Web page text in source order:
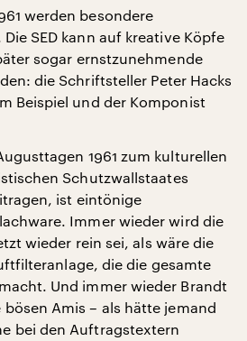
werden besondere
SED kann auf kreative Köpfe
sogar ernstzunehmende
die Schriftsteller Peter Hacks
Beispiel und der Komponist
1961 zum kulturellen
Schutzwallstaates
ist eintönige
Immer wieder wird die
wieder rein sei, als wäre die
die die gesamte
Und immer wieder Brandt
Amis – als hätte jemand
bei den Auftragstextern